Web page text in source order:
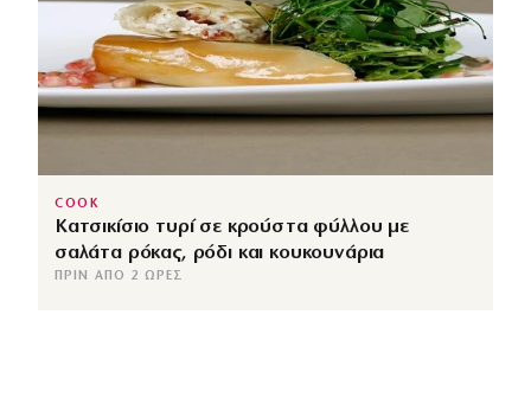
COOK
Κατσικίσιο τυρί σε κρούστα φύλλου με
σαλάτα ρόκας, ρόδι και κουκουνάρια
ΠΡΙΝ ΑΠΌ 2 ΏΡΕΣ